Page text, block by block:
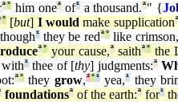
ª° him oneªof¹ a thousand.ª" {
°[but] I would make supplicationª
though¹they be redª°like crimson,
ª° your cause,ª saithª° the
with¹thee of [thy] judgments:ª
ª°they grow,²°¹yea,¹ they
foundationsª of the earth:ª for¹